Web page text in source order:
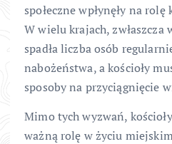
społeczne wpłynęły na
W wielu krajach, zwłaszcza
spadła liczba osób
nabożeństwa, a kościoły
sposoby na przyciągnięcie
Mimo tych wyzwań,
ważną rolę w życiu